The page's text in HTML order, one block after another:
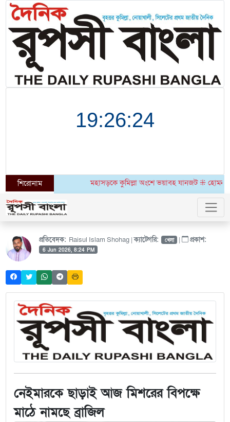
শিরোনাম মহাসড়কে কুমিল্লা অংশে ভয়াবহ যানজট ⁜ হোমনায় ৬
প্রতিবেদক: Raisul Islam Shohag |ক্যাটেগরি: খেলা | প্রকাশ:
6 Jun 2026, 8:24 PM
নেইমারকে ছাড়াই আজ মিশরের বিপক্ষে
মাঠে নামছে ব্রাজিল